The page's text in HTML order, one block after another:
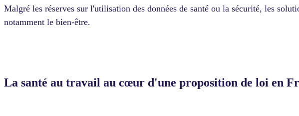
Malgré les réserves sur l'utilisation des données de santé ou la sécurité, les
notamment le bien-être.
La santé au travail au cœur d'une proposition de loi en